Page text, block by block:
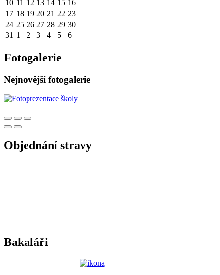
10 11 12 13 14 15 16
17 18 19 20 21 22 23
24 25 26 27 28 29 30
31 1 2 3 4 5 6
Fotogalerie
Nejnovější fotogalerie
Objednání stravy
Bakaláři